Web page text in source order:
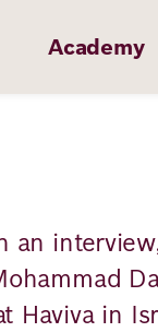
Academy
an
Haviva in